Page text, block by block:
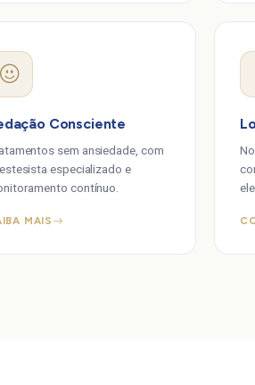
Consciente
sem ansiedade, com
especializado e
contínuo.
MAIS